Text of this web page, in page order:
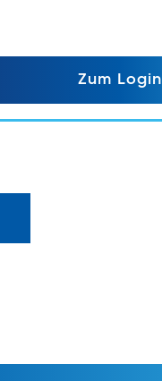
Zum Login